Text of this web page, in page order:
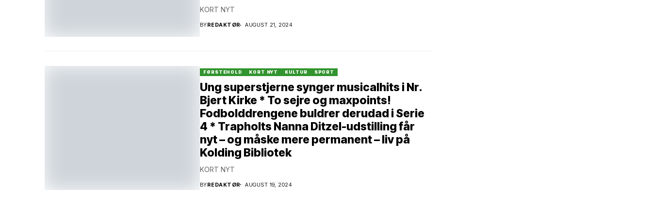
KORT NYT
BYREDAKTØR AUGUST 21, 2024
FØRSTEHOLD KORT NYT KULTUR SPORT
Ung superstjerne synger musicalhits i Nr.
Bjert Kirke * To sejre og maxpoints!
Fodbolddrengene buldrer derudad i Serie
4 * Trapholts Nanna Ditzel-udstilling får
nyt – og måske mere permanent – liv på
Kolding Bibliotek
KORT NYT
BYREDAKTØR AUGUST 19, 2024